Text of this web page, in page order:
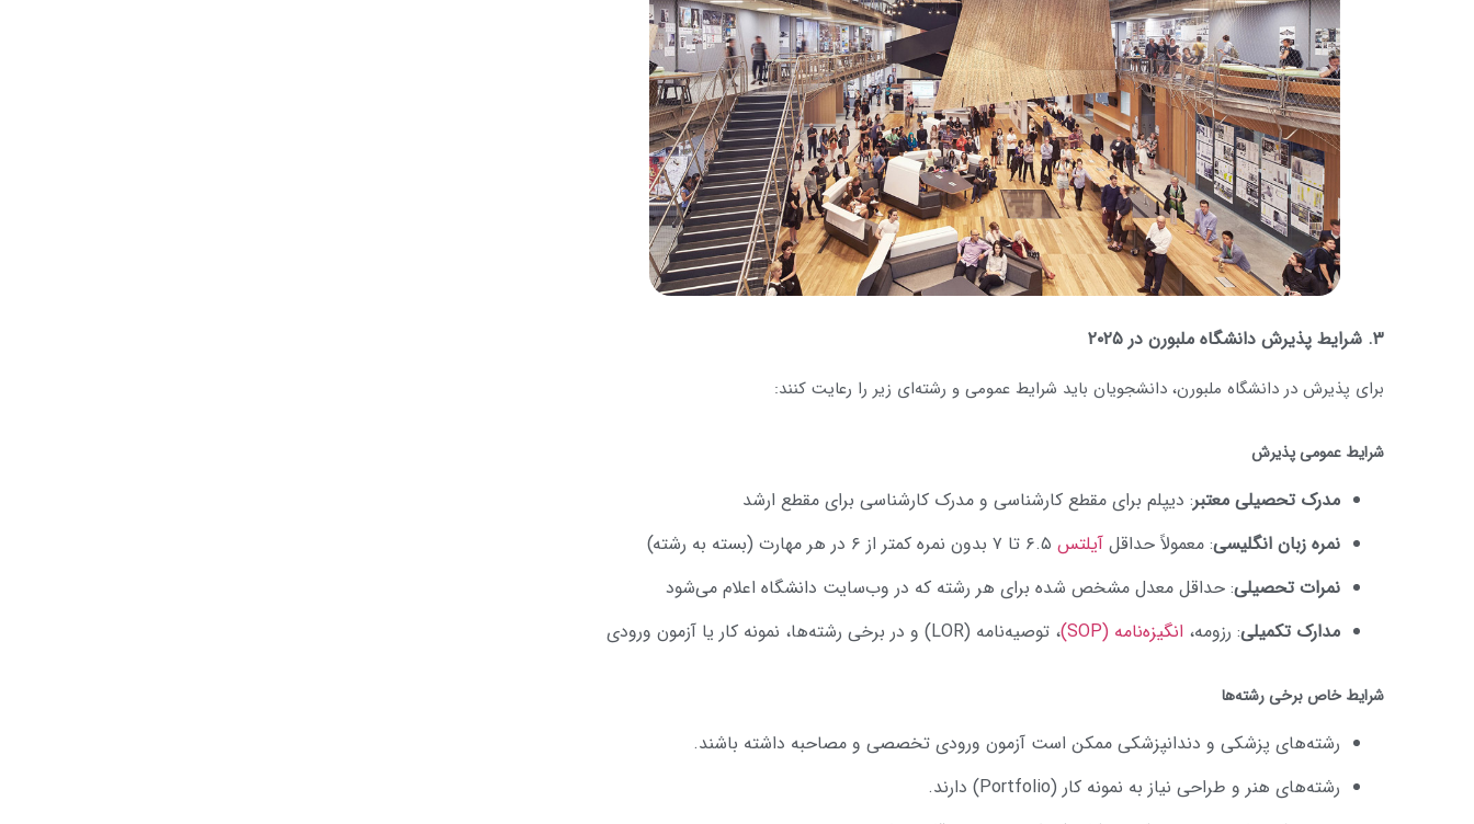
۳. شرایط پذیرش دانشگاه ملبورن در ۲۰۲۵
برای پذیرش در دانشگاه ملبورن، دانشجویان باید شرایط عمومی و رشته‌ای زیر را رعایت کنند:
شرایط عمومی پذیرش
مدرک تحصیلی معتبر: دیپلم برای مقطع کارشناسی و مدرک کارشناسی برای مقطع ارشد
نمره زبان انگلیسی: معمولاً حداقل آیلتس
نمرات تحصیلی: حداقل معدل مشخص شده برای هر رشته که در وب‌سایت دانشگاه اعلام می‌شود
مدارک تکمیلی: رزومه، انگیزه‌نامه (SOP) ، توصیه‌نامه (LOR) و در برخی رشته‌ها، نمونه کار یا آزمون ورودی
شرایط خاص برخی رشته‌ها
رشته‌های پزشکی و دندانپزشکی ممکن است آزمون ورودی تخصصی و مصاحبه داشته باشند.
رشته‌های هنر و طراحی نیاز به نمونه کار (Portfolio) دارند.